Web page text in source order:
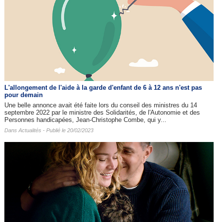
L'allongement de l'aide à la garde d'enfant de 6 à 12 ans n'est pas
pour demain
Une belle annonce avait été faite lors du conseil des ministres du 14
septembre 2022 par le ministre des Solidarités, de l'Autonomie et des
Personnes handicapées, Jean-Christophe Combe, qui y...
Dans Actualités - Publié le 20/02/2023